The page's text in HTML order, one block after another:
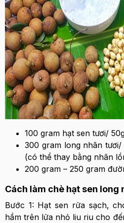
100 gram hạt sen tươi/
300 gram long nhãn tươi/
(có thể thay bằng nhãn
200 gram – 250 gram
Cách làm chè hạt sen long
Bước 1: Hạt sen rửa sạch,
hầm trên lửa nhỏ liu riu cho